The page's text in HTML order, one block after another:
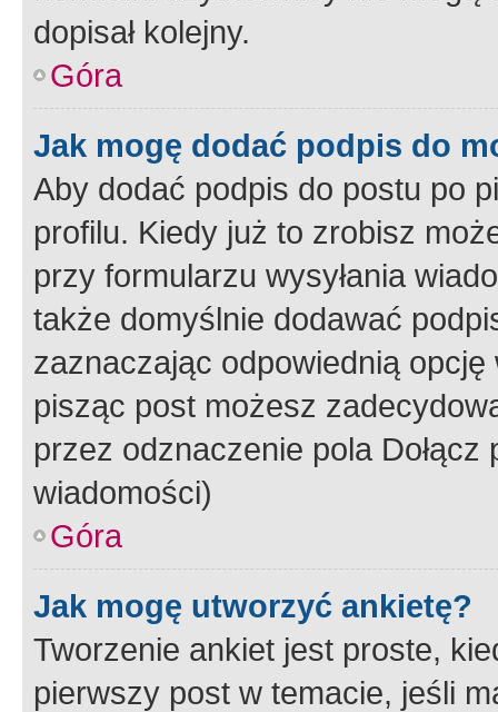
dopisał kolejny.
Góra
Jak mogę dodać podpis do
Aby dodać podpis do postu po
profilu. Kiedy już to zrobisz
przy formularzu wysyłania
także domyślnie dodawać
zaznaczając odpowiednią
pisząc post możesz
przez odznaczenie pola
wiadomości)
Góra
Jak mogę utworzyć ankietę?
Tworzenie ankiet jest proste,
pierwszy post w temacie, jeśli